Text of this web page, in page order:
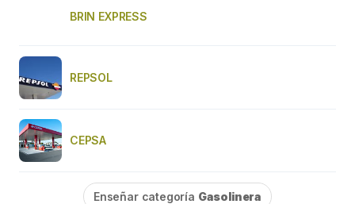
BRIN EXPRESS
REPSOL
CEPSA
Enseñar categoría Gasolinera